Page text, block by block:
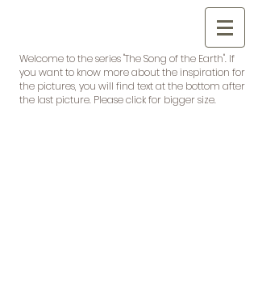
Welcome to the series "The Song of the Earth". If
you want to know more about the inspiration for
the pictures, you will find text at the bottom after
the last picture. Please click for bigger size.